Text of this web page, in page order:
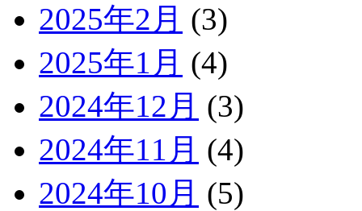
2025年2月 (3)
2025年1月 (4)
2024年12月 (3)
2024年11月 (4)
2024年10月 (5)